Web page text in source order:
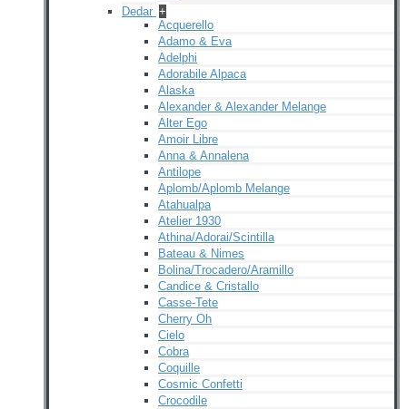
Dedar +
Acquerello
Adamo & Eva
Adelphi
Adorabile Alpaca
Alaska
Alexander & Alexander Melange
Alter Ego
Amoir Libre
Anna & Annalena
Antilope
Aplomb/Aplomb Melange
Atahualpa
Atelier 1930
Athina/Adorai/Scintilla
Bateau & Nimes
Bolina/Trocadero/Aramillo
Candice & Cristallo
Casse-Tete
Cherry Oh
Cielo
Cobra
Coquille
Cosmic Confetti
Crocodile